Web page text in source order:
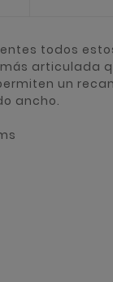
todos
un
ancho.